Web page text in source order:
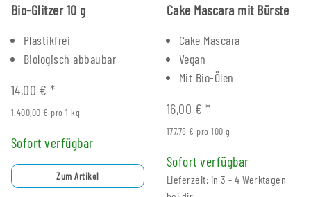
Bio-Glitzer 10 g
Plastikfrei
Biologisch abbaubar
14,00 € *
1.400,00 € pro 1 kg
Sofort verfügbar
Zum Artikel
Cake Mascara mit Bürste
Cake Mascara
Vegan
Mit Bio-Ölen
16,00 € *
177,78 € pro 100 g
Sofort verfügbar
Lieferzeit: in 3 - 4 Werktagen